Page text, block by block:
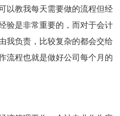
以教我每天需要做的流程但经
验是非常重要的，而对于会计
我负责，比较复杂的都会交给
流程也就是做好公司每个月的